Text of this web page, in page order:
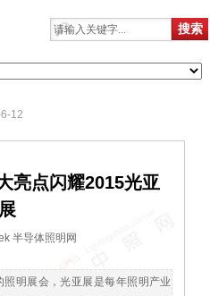
12
亮点闪耀2015光亚
展
半导体照明网
明展会，光亚展是每年照明产业